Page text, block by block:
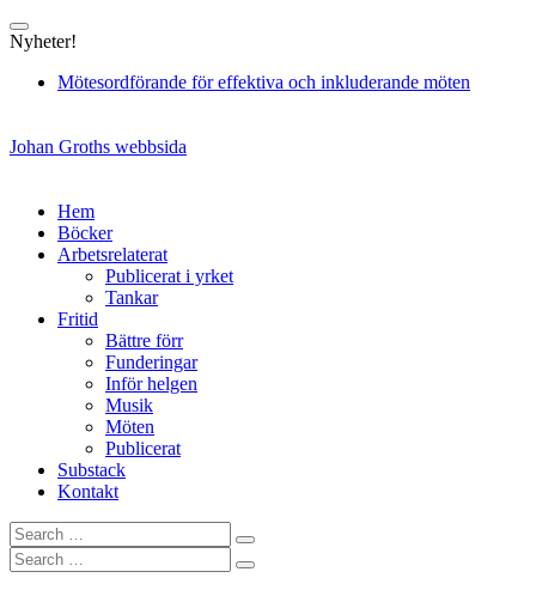
to
Nyheter!
Mötesordförande för effektiva och inkluderande möten
Johan Groths webbsida
Hem
Böcker
Arbetsrelaterat
Publicerat i yrket
Tankar
Fritid
Bättre förr
Funderingar
Inför helgen
Musik
Möten
Publicerat
Substack
Kontakt
Search
for:
Search
Search
for:
Search